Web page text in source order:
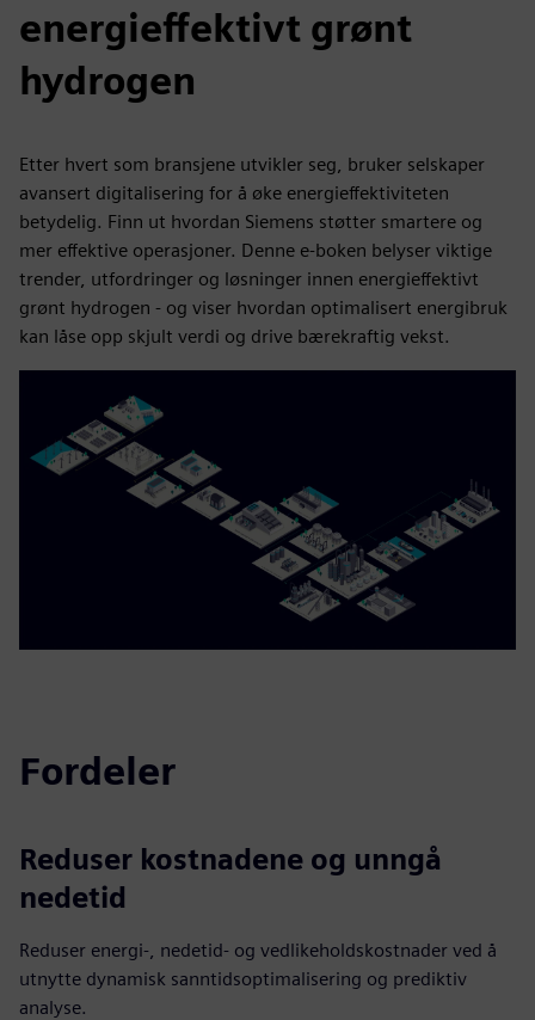
energieffektivt grønt
hydrogen
Etter hvert som bransjene utvikler seg, bruker selskaper
avansert digitalisering for å øke energieffektiviteten
betydelig. Finn ut hvordan Siemens støtter smartere og
mer effektive operasjoner. Denne e-boken belyser viktige
trender, utfordringer og løsninger innen energieffektivt
grønt hydrogen - og viser hvordan optimalisert energibruk
kan låse opp skjult verdi og drive bærekraftig vekst.
Fordeler
Reduser kostnadene og unngå
nedetid
Reduser energi-, nedetid- og vedlikeholdskostnader ved å
utnytte dynamisk sanntidsoptimalisering og prediktiv
analyse.